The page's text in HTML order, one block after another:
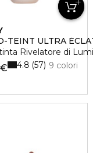
Durata
TEINT ULTRA
Rivelatore di
9 colori
4.8 57